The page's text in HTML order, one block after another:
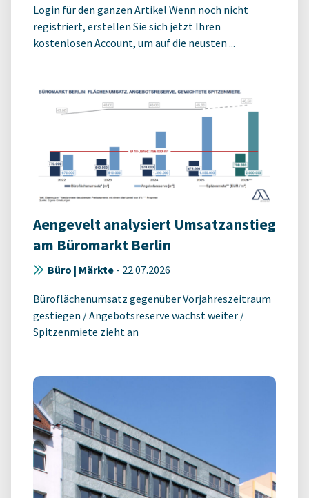
Login für den ganzen Artikel Wenn noch nicht
registriert, erstellen Sie sich jetzt Ihren
kostenlosen Account, um auf die neusten ...
Aengevelt analysiert Umsatzanstieg
am Büromarkt Berlin
Büro | Märkte - 22.07.2026
Büroflächenumsatz gegenüber Vorjahreszeitraum
gestiegen / Angebotsreserve wächst weiter /
Spitzenmiete zieht an